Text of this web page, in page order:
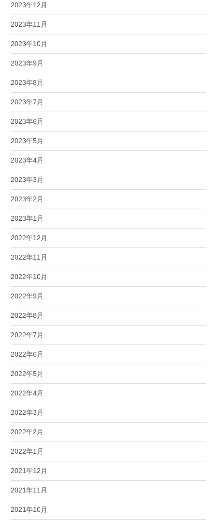
2023年12月
2023年11月
2023年10月
2023年9月
2023年8月
2023年7月
2023年6月
2023年5月
2023年4月
2023年3月
2023年2月
2023年1月
2022年12月
2022年11月
2022年10月
2022年9月
2022年8月
2022年7月
2022年6月
2022年5月
2022年4月
2022年3月
2022年2月
2022年1月
2021年12月
2021年11月
2021年10月